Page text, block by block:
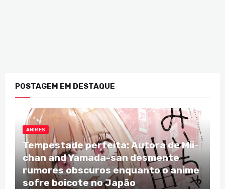
POSTAGEM EM DESTAQUE
ANIMES
Tempestade perfeita: Autora de Mii-
chan and Yamada-san desmente
rumores obscuros enquanto o anime
sofre boicote no Japão